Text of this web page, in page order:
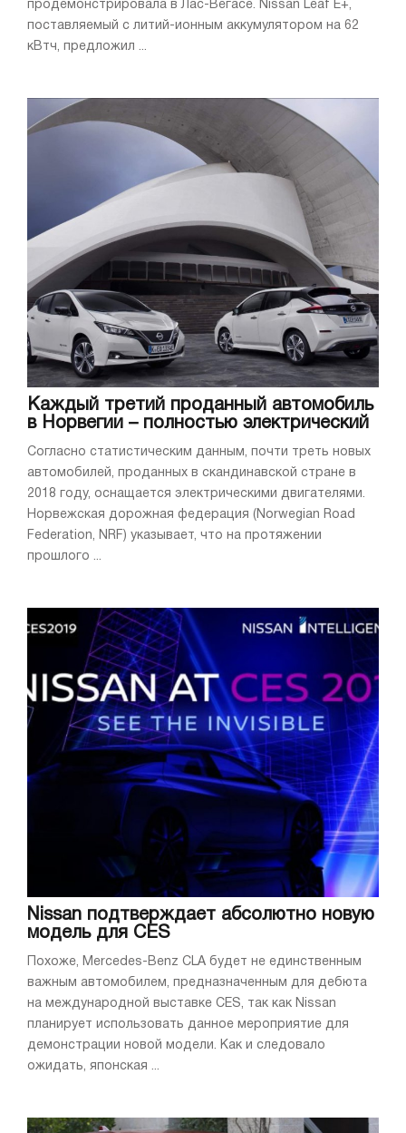
продемонстрировала в Лас-Вегасе. Nissan Leaf E+,
поставляемый с литий-ионным аккумулятором на 62
кВтч, предложил ...
Каждый третий проданный автомобиль
в Норвегии – полностью электрический
Согласно статистическим данным, почти треть новых
автомобилей, проданных в скандинавской стране в
2018 году, оснащается электрическими двигателями.
Норвежская дорожная федерация (Norwegian Road
Federation, NRF) указывает, что на протяжении
прошлого ...
Nissan подтверждает абсолютно новую
модель для CES
Похоже, Mercedes-Benz CLA будет не единственным
важным автомобилем, предназначенным для дебюта
на международной выставке CES, так как Nissan
планирует использовать данное мероприятие для
демонстрации новой модели. Как и следовало
ожидать, японская ...